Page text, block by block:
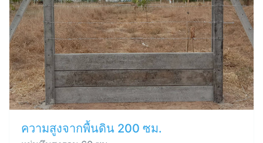
ความสูงจากพื้นดิน 200 ซม.